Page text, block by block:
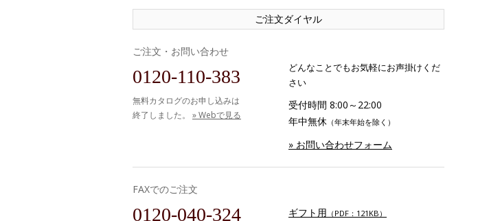
ご注文ダイヤル
ご注文・お問い合わせ
0120-110-383
無料カタログのお申し込みは
終了しました。 » Webで見る
どんなことでもお気軽にお声掛けくだ
さい
受付時間 8:00～22:00
年中無休 （年末年始を除く）
» お問い合わせフォーム
FAXでのご注文
0120-040-324 ギフト用 （PDF：121KB）